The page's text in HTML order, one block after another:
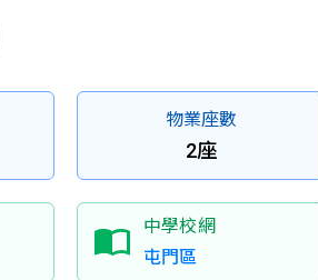
物業座數
2座
中學校網
屯門區